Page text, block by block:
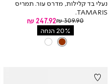
נעלי בד קלילות, מדרס עור. תמריס
TAMARIS.
מחיר
מוצר
247.92 ₪
מחיר
309.90 ₪
20% הנחה
צבע
BROWN
BROWN